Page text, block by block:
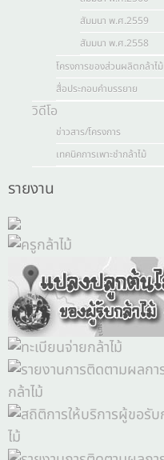
สัมมนา พ.ศ.2559
สัมมนา พ.ศ.2558
โครงการของส่วนผลิตกล้าไม้
สื่อประกอบคำบรรยาย
วิดีโอ
ข่าวสาร/โครงการ
เทคนิคการเพาะชำกล้าไม้
รายงาน